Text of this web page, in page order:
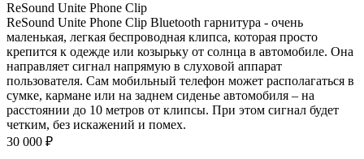
ReSound Unite Phone Clip
ReSound Unite Phone Clip Bluetooth гарнитура - очень
маленькая, легкая беспроводная клипса, которая просто
крепится к одежде или козырьку от солнца в автомобиле. Она
направляет сигнал напрямую в слуховой аппарат
пользователя. Сам мобильный телефон может располагаться в
сумке, кармане или на заднем сиденье автомобиля – на
расстоянии до 10 метров от клипсы. При этом сигнал будет
четким, без искажений и помех.
30 000 ₽